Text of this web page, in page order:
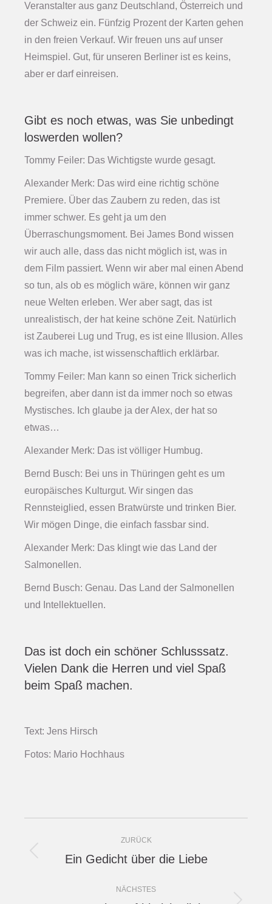
Veranstalter aus ganz Deutschland, Österreich und
der Schweiz ein. Fünfzig Prozent der Karten gehen
in den freien Verkauf. Wir freuen uns auf unser
Heimspiel. Gut, für unseren Berliner ist es keins,
aber er darf einreisen.
Gibt es noch etwas, was Sie unbedingt
loswerden wollen?
Tommy Feiler: Das Wichtigste wurde gesagt.
Alexander Merk: Das wird eine richtig schöne
Premiere. Über das Zaubern zu reden, das ist
immer schwer. Es geht ja um den
Überraschungsmoment. Bei James Bond wissen
wir auch alle, dass das nicht möglich ist, was in
dem Film passiert. Wenn wir aber mal einen Abend
so tun, als ob es möglich wäre, können wir ganz
neue Welten erleben. Wer aber sagt, das ist
unrealistisch, der hat keine schöne Zeit. Natürlich
ist Zauberei Lug und Trug, es ist eine Illusion. Alles
was ich mache, ist wissenschaftlich erklärbar.
Tommy Feiler: Man kann so einen Trick sicherlich
begreifen, aber dann ist da immer noch so etwas
Mystisches. Ich glaube ja der Alex, der hat so
etwas…
Alexander Merk: Das ist völliger Humbug.
Bernd Busch: Bei uns in Thüringen geht es um
europäisches Kulturgut. Wir singen das
Rennsteiglied, essen Bratwürste und trinken Bier.
Wir mögen Dinge, die einfach fassbar sind.
Alexander Merk: Das klingt wie das Land der
Salmonellen.
Bernd Busch: Genau. Das Land der Salmonellen
und Intellektuellen.
Das ist doch ein schöner Schlusssatz.
Vielen Dank die Herren und viel Spaß
beim Spaß machen.
Text: Jens Hirsch
Fotos: Mario Hochhaus
navigation
ZURÜCK
Previous
Ein Gedicht über die Liebe
NÄCHSTES